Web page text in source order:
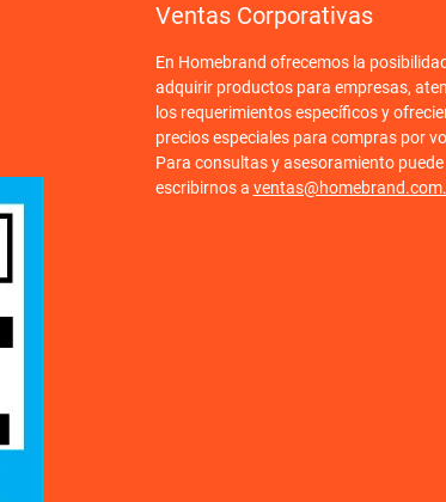
Ventas Corporativas
En Homebrand ofrecemos la
adquirir productos para empresas,
los requerimientos específicos y
precios especiales para compras por
Para consultas y asesoramiento puede
escribirnos a